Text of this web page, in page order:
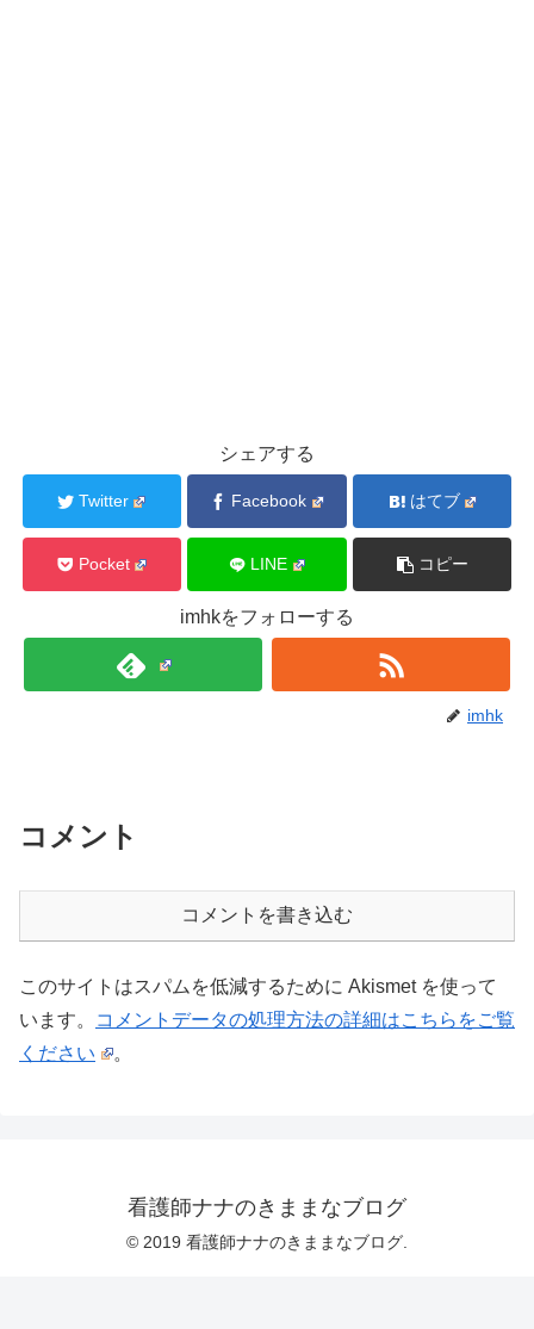
シェアする
Twitter Facebook はてブ
Pocket LINE コピー
imhkをフォローする
imhk
コメント
コメントを書き込む
このサイトはスパムを低減するために Akismet を使って
います。
コメントデータの処理方法の詳細はこちらをご覧
ください
。
看護師ナナのきままなブログ
© 2019 看護師ナナのきままなブログ.